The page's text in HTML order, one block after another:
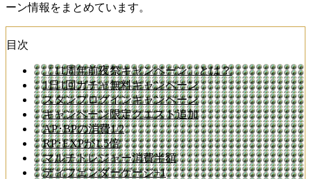
ーン情報をまとめています。
目次
「11周年前夜祭キャンペーン」とは？
1日1回ガチャ無料キャンペーン
スタンプログインキャンペーン
キャンペーン限定クエスト追加
AP･BPの消費1/2
RP･EXPが1.5倍
マルチトレジャー消費半額
ディフェンダーゲージ+1